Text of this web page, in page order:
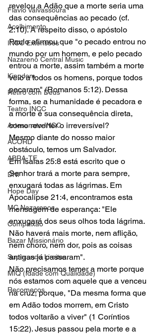
Flavio Valvassoura
Acolhimento
INCC Extensões
Nazareno Central Music
Kingdom
Retiro com Deus
Teatro INCC
Artesanato INCC
ACORD
ABRA-TE
DNI
Hope Day
MC Nazarenos
Compaixão
Bazar Missionário
Superando Limites
MIQ (Idade com Qualidade)
Recomeços
revelou a Adão que a morte seria uma
das consequências ao pecado (cf.
2:10). A respeito disso, o apóstolo
Paulo afirmou que "o pecado entrou no
mundo por um homem, e pelo pecado
entrou a morte, assim também a morte
veio a todos os homens, porque todos
pecaram" (Romanos 5:12). Dessa
forma, se a humanidade é pecadora e
a morte é sua consequência direta,
como reverter o irreversível?
Mesmo diante do nosso maior
obstáculo, temos um Salvador.
Em Isaías 25:8 está escrito que o
Senhor trará a morte para sempre,
enxugará todas as lágrimas. Em
Apocalipse 21:4, encontramos esta
mensagem de esperança: "Ele
enxugará dos seus olhos toda lágrima.
Não haverá mais morte, nem aflição,
nem choro, nem dor, pois as coisas
antigas já passaram".
Não precisamos temer a morte porque
nós estamos com aquele que a venceu
na cruz, porque, "Da mesma forma que
em Adão todos morrem, em Cristo
todos voltarão a viver" (1 Coríntios
15:22). Jesus passou pela morte e a